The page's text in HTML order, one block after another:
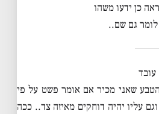
כן ידעו משהו
לומר גם שם..
שאני מכיר אם אומר פשט על פי
עליו יהיה דוחקים מאיזה צד.. ככה